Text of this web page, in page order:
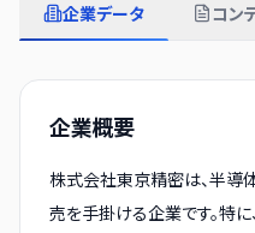
企業データ コン
企業概要
株式会社東京精密は、半導
売を手掛ける企業です。特